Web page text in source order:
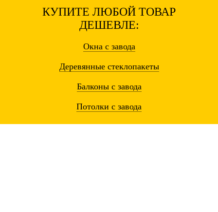
КУПИТЕ ЛЮБОЙ ТОВАР
ДЕШЕВЛЕ:
Окнас завода
Деревянные стеклопакеты
Балконы с завода
Потолки с завода